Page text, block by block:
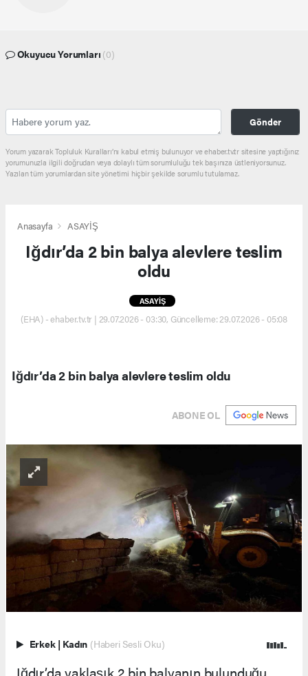
Okuyucu Yorumları (0)
Gönder
Yorum yazarak Topluluk Kuralları’nı kabul etmiş bulunuyor ve ehaber.tv.tr sitesine yaptığınız
yorumunuzla ilgili doğrudan veya dolaylı tüm sorumluluğu tek başınıza üstleniyorsunuz.
Yazılan tüm yorumlardan site yönetimi hiçbir şekilde sorumlu tutulamaz.
Anasayfa ASAYİŞ
Iğdır’da 2 bin balya alevlere teslim
oldu
ASAYİŞ
(EHA) - ehaber.tv.tr | 29.07.2026 - 03:30, Güncelleme: 29.07.2026 - 05:08
Iğdır’da 2 bin balya alevlere teslim oldu
ABONE OL
Erkek | Kadın (Haberi Sesli Oku)
Iğdır’da yaklaşık 2 bin balyanın bulunduğu